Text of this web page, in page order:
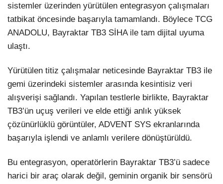
sistemler üzerinden yürütülen entegrasyon çalışmaları
tatbikat öncesinde başarıyla tamamlandı. Böylece TCG
ANADOLU, Bayraktar TB3 SİHA ile tam dijital uyuma
ulaştı.
Yürütülen titiz çalışmalar neticesinde Bayraktar TB3 ile
gemi üzerindeki sistemler arasında kesintisiz veri
alışverişi sağlandı. Yapılan testlerle birlikte, Bayraktar
TB3’ün uçuş verileri ve elde ettiği anlık yüksek
çözünürlüklü görüntüler, ADVENT SYS ekranlarında
başarıyla işlendi ve anlamlı verilere dönüştürüldü.
Bu entegrasyon, operatörlerin Bayraktar TB3’ü sadece
harici bir araç olarak değil, geminin organik bir sensörü